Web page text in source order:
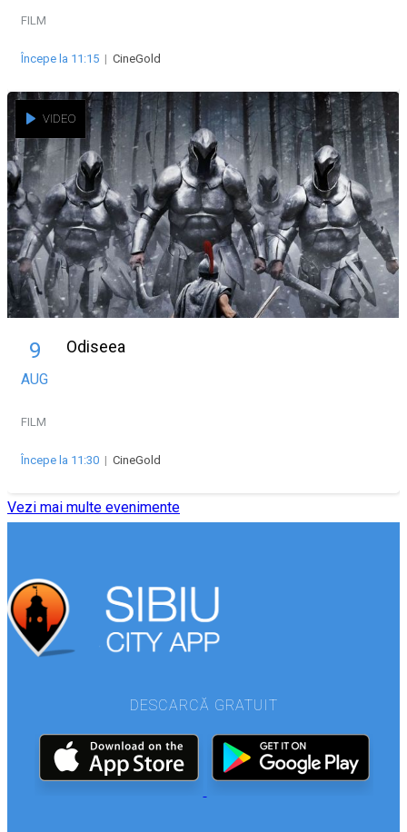
FILM
Începe la 11:15 | CineGold
VIDEO
9
AUG
Odiseea
FILM
Începe la 11:30 | CineGold
Vezi mai multe evenimente
DESCARCĂ GRATUIT